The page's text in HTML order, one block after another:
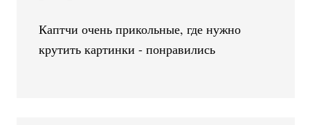
Каптчи очень прикольные, где нужно
крутить картинки - понравились